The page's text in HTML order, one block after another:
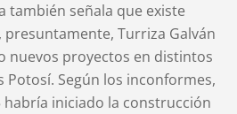
también señala que existe
Turriza Galván
nuevos proyectos en distintos
Potosí. Según los inconformes,
habría iniciado la construcción